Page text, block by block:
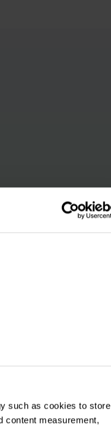
such as cookies to store
content measurement,